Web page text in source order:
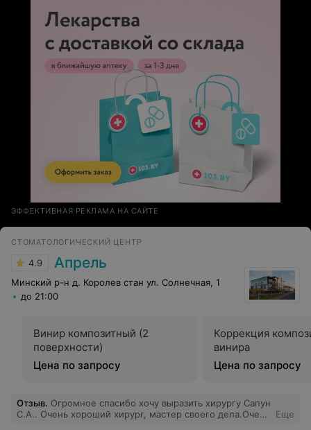
ЭФФЕКТИВНАЯ РЕКЛАМА НА САЙТЕ
СТОМАТОЛОГИЧЕСКИЙ ЦЕНТР
4.9 Апрель
Минский р-н д. Королев стан ул. Солнечная, 1
до 21:00
Винир композитный (2
поверхности)
Цена по запросу
Коррекция
винира
Цена по запросу
Отзыв. Огромное спасибо хочу выразить хирургу Сапун
С.А.. Очень хороший хирург, мастер своего дела.Очень
Еще